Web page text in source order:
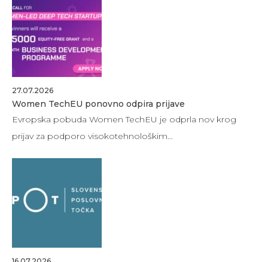
27.07.2026
Women TechEU ponovno odpira prijave
Evropska pobuda Women TechEU je odprla nov krog
prijav za podporo visokotehnološkim…